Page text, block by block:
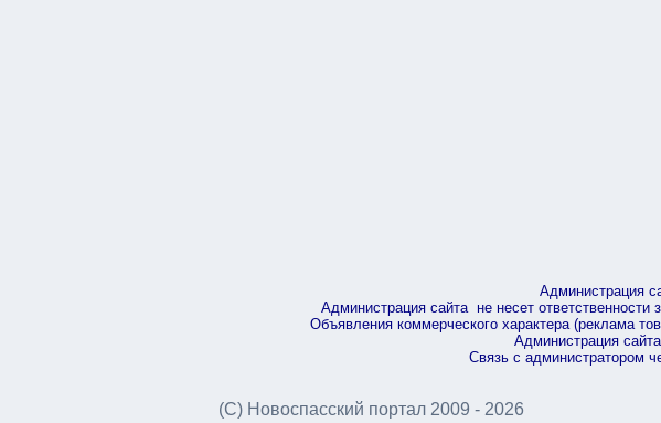
Администрация
Администрация сайта не несет
Объявления коммерческого характера (реклама
Администрация
Связь с администратором
(С) Новоспасский портал 2009 - 2026